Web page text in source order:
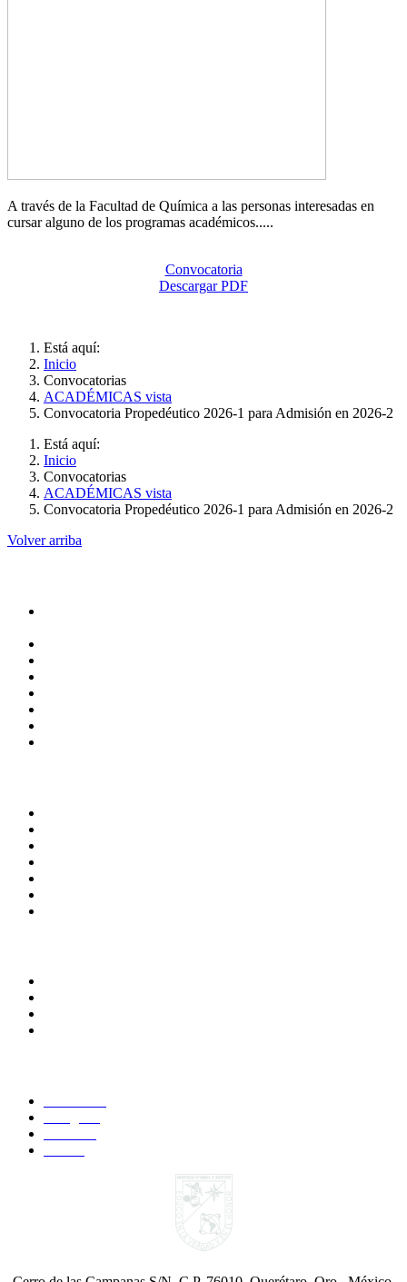
A través de la Facultad de Química a las personas interesadas en
cursar alguno de los programas académicos.....
Convocatoria
Descargar PDF
Está aquí:
Inicio
Convocatorias
ACADÉMICAS vista
Convocatoria Propedéutico 2026-1 para Admisión en 2026-2
Está aquí:
Inicio
Convocatorias
ACADÉMICAS vista
Convocatoria Propedéutico 2026-1 para Admisión en 2026-2
Volver arriba